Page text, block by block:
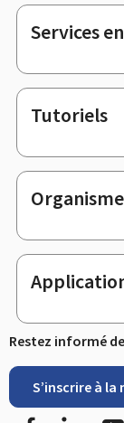
Services
Tutoriels
Restez informé
S’inscrire à
Facebook